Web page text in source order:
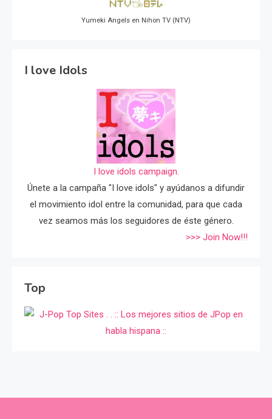
Yumeki Angels en Nihon TV (NTV)
I love Idols
I love idols campaign.
Únete a la campaña "I love idols" y ayúdanos a difundir
el movimiento idol entre la comunidad, para que cada
vez seamos más los seguidores de éste género.
>>> Join Now!!!
Top